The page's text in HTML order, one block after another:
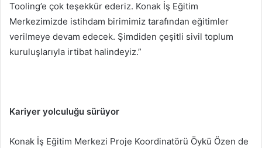
Tooling’e çok teşekkür ederiz. Konak İş Eğitim
Merkezimizde istihdam birimimiz tarafından eğitimler
verilmeye devam edecek. Şimdiden çeşitli sivil toplum
kuruluşlarıyla irtibat halindeyiz.”
Kariyer yolculuğu sürüyor
Konak İş Eğitim Merkezi Proje Koordinatörü Öykü Özen de